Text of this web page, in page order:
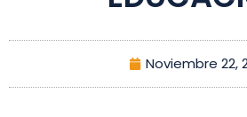
Noviembre 22,